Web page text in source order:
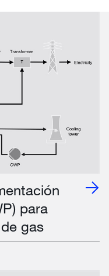
para
gas